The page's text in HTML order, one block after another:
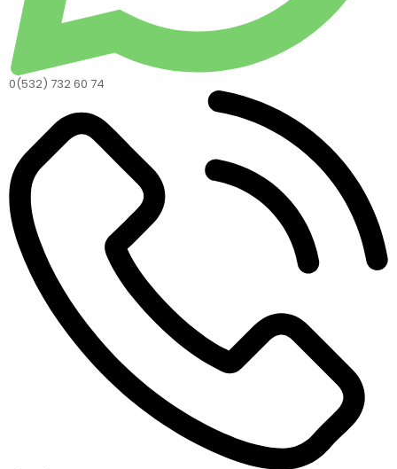
0(532) 732 60 74